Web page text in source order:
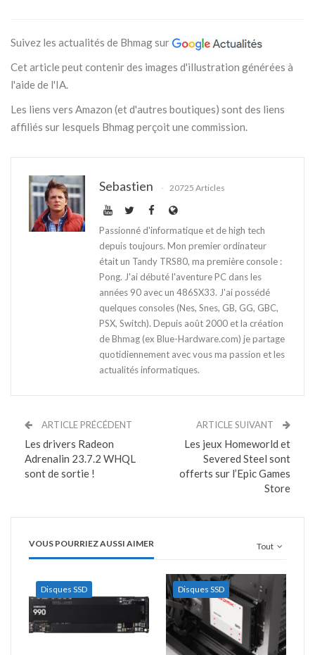
Suivez les actualités de Bhmag sur
Cet article peut contenir des images d'illustration générées à
l'aide de l'IA.
Les liens vers Amazon (et d'autres boutiques) sont des liens
affiliés sur lesquels Bhmag perçoit une commission.
Sebastien 20725 Articles
Passionné d'informatique et de high tech
depuis toujours. Mon premier ordinateur
était un Tandy TRS80, ma première console :
Pong. J'ai débuté l'aventure PC dans les
années 90 avec un 486SX33. J'ai possédé
quelques consoles (Nes, Snes, GB, GG, GBC,
PSX, Switch). Depuis août 2000 et la création
de Bhmag (ex Blue-Hardware.com) je partage
quotidiennement avec vous ma passion et les
actualités informatiques.
ARTICLE PRÉCÉDENT
Les drivers Radeon
Adrenalin 23.7.2 WHQL
sont de sortie !
ARTICLE SUIVANT
Les jeux Homeworld et
Severed Steel sont
offerts sur l’Epic Games
Store
Tout
VOUS POURRIEZ AUSSI AIMER
Disques SSD Disques SSD